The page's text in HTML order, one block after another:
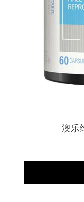
澳乐